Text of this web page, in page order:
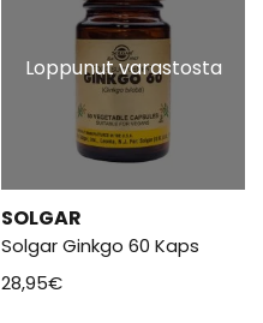
Loppunut varastosta
SOLGAR
Solgar Ginkgo 60 Kaps
28,95€